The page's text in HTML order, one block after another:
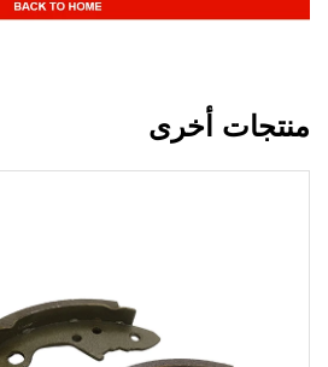
منتجات أخرى